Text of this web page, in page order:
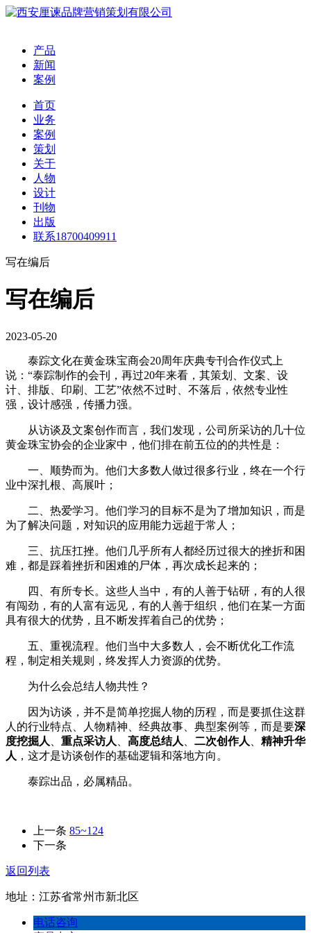
产品
新闻
案例
首页
业务
案例
策划
关于
人物
设计
刊物
出版
联系18700409911
写在编后
写在编后
2023-05-20
泰踪文化在黄金珠宝商会20周年庆典专刊合作仪式上
说：“泰踪制作的会刊，再过20年来看，其策划、文案、设
计、排版、印刷、工艺”依然不过时、不落后，依然专业性
强，设计感强，传播力强。
从访谈及文案创作而言，我们发现，公司所采访的几十位
黄金珠宝协会的企业家中，他们排在前五位的的共性是：
一、顺势而为。他们大多数人做过很多行业，终在一个行
业中深扎根、高展叶；
二、热爱学习。他们学习的目标不是为了增加知识，而是
为了解决问题，对知识的应用能力远超于常人；
三、抗压扛挫。他们几乎所有人都经历过很大的挫折和困
难，都是踩着挫折和困难的尸体，再次成长起来的；
四、有所专长。这些人当中，有的人善于钻研，有的人很
有闯劲，有的人富有远见，有的人善于组织，他们在某一方面
具有很大的优势，且不断发挥着自己的优势；
五、重视流程。他们当中大多数人，会不断优化工作流
程，制定相关规则，终发挥人力资源的优势。
为什么会总结人物共性？
因为访谈，并不是简单挖掘人物的历程，而是要抓住这群
人的行业特点、人物精神、经典故事、典型案例等，而是要深
度挖掘人
重点采访人 高度总结人 二次创作人
精神升华
人 ，这才是访谈创作的基础逻辑和落地方向。
泰踪出品，必属精品。
上一条 85~124
下一条
返回列表
地址：江苏省常州市新北区
电话咨询